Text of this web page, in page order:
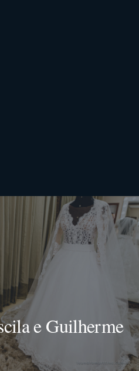
e Guilherme